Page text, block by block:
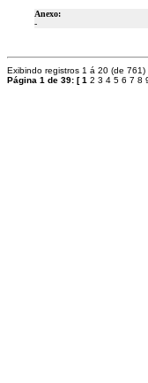
Anexo:
-
Exibindo registros 1 á 20 (de 761)
Página 1 de 39: [1 2 3 4 5 6 7 8